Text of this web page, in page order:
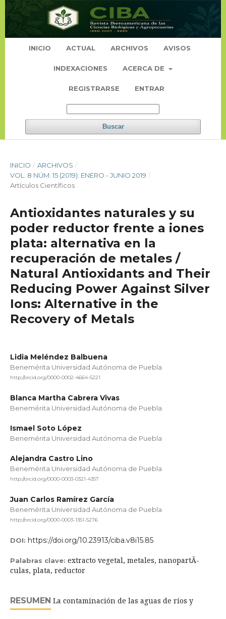
INICIO ACTUAL ARCHIVOS AVISOS
INDEXACIONES ACERCA DE
REGISTRARSE ENTRAR
Buscar
INICIO / ARCHIVOS /
VOL. 8 NÚM. 15 (2019): ENERO - JUNIO 2019 /
Artículos Científicos
Antioxidantes naturales y su
poder reductor frente a iones
plata: alternativa en la
recuperación de metales /
Natural Antioxidants and Their
Reducing Power Against Silver
Ions: Alternative in the
Recovery of Metals
Lidia Meléndez Balbuena
Benemérita Universidad Autónoma de Puebla
http://orcid.org/0000-0002-4664-5221
Blanca Martha Cabrera Vivas
Benemérita Universidad Autónoma de Puebla
Ismael Soto López
Benemérita Universidad Autónoma de Puebla
Alejandra Castro Lino
Benemérita Universidad Autónoma de Puebla
http://orcid.org/0000-0003-0321-4357
Juan Carlos Ramírez García
Benemérita Universidad Autónoma de Puebla
http://orcid.org/0000-0003-1351-5276
DOI: https://doi.org/10.23913/ciba.v8i15.85
Palabras clave: extracto vegetal, metales, nanopartÃ­
culas, plata, reductor
RESUMEN La contaminación de las aguas de ríos y